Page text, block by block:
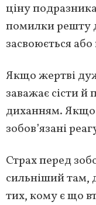
ціну
помилки решту
засвоюється
Якщо жертві
заважає сісти
диханням.
зобов’язані
Страх перед
сильніший там,
тих, кому є що